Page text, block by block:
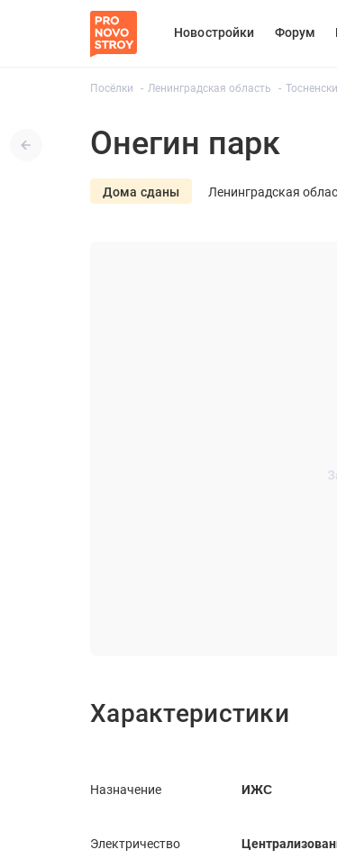
Новостройки Форум
Посёлки Ленинградская область
Онегин парк
Дома сданы Ленинградская
Характеристики
Назначение ИЖC
Электричество